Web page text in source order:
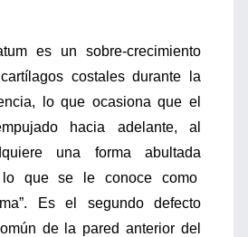
es un sobre-crecimiento
costales durante la
lo que ocasiona que el
hacia adelante, al
una forma abultada
lo que se le conoce como
Es el segundo defecto
de la pared anterior del